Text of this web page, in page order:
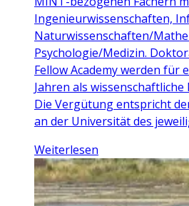
Ingenieurwissenschaften,
Naturwissenschaften/
Psychologie/Medizin.
Fellow Academy werden für
Jahren als
Die Vergütung entspricht
an der Universität des
Weiterlesen